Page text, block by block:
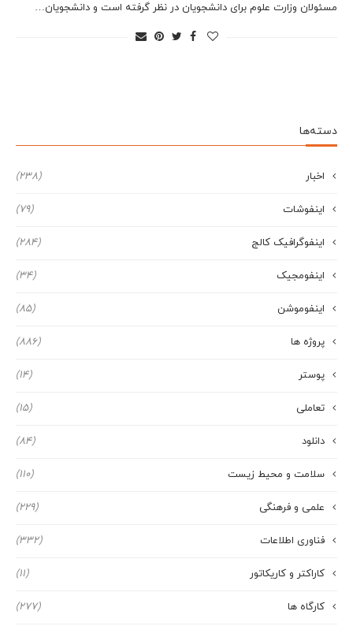
مسئولان وزارت علوم برای دانشجویان در نظر گرفته است و دانشجویان…
دسته‌ها
اخبار (238)
اینفوشات (79)
اینفوگرافیک کالج (284)
اینفومجیک (34)
اینفوموشن (85)
پروژه ها (886)
پوستر (14)
تعاملی (15)
دانلود (84)
سلامت و محیط زیست (110)
علمی و فرهنگی (229)
فناوری اطلاعات (332)
کاراکتر و کاریکاتور (11)
کارگاه ها (277)